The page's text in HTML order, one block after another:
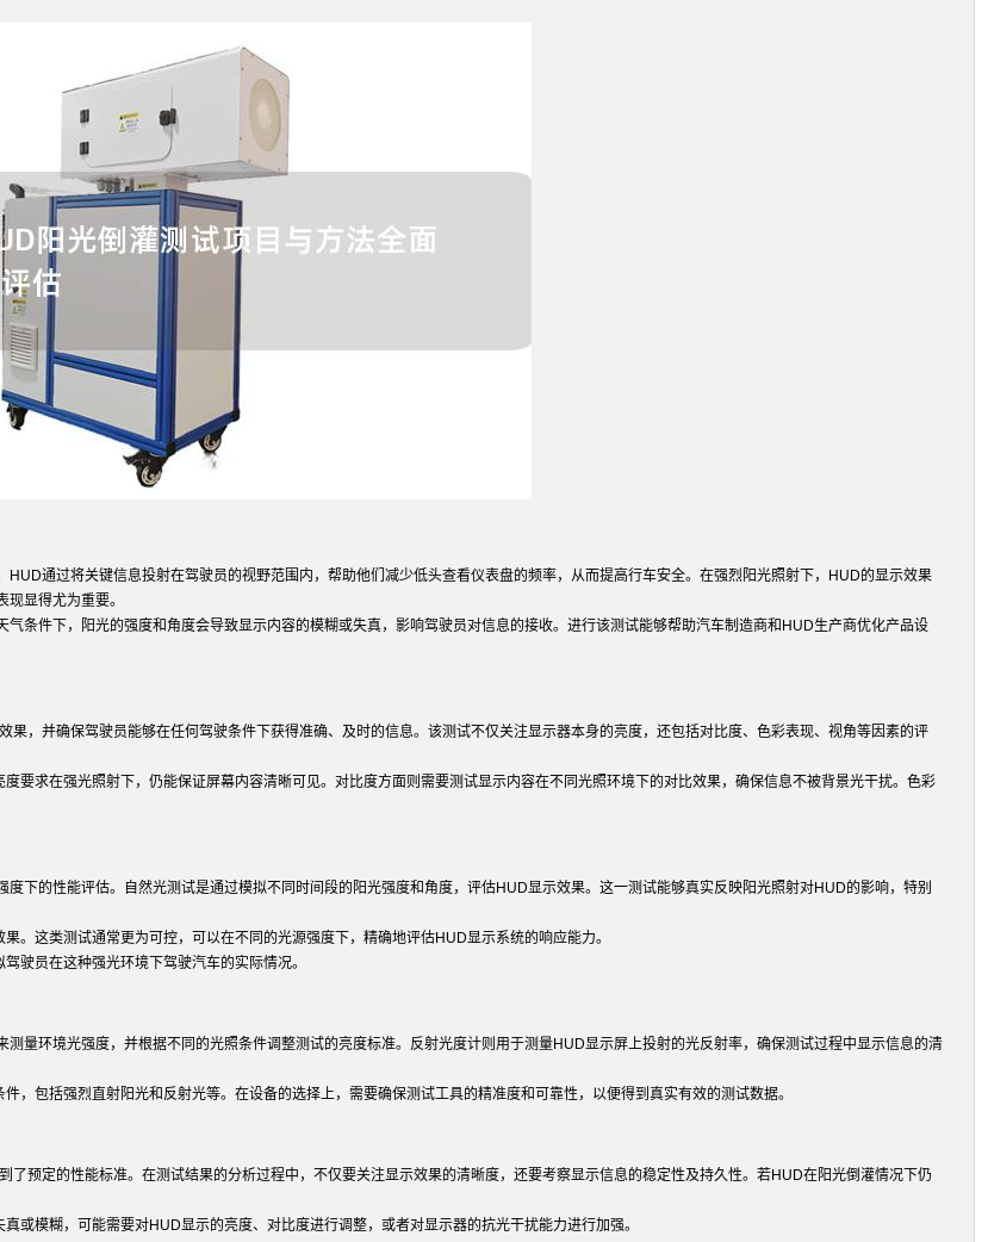
通过将关键信息投射在驾驶员的视野范围内，帮助他们减少低头查看仪表盘的频率，从而提高行车安全。在强烈阳光照射下，HUD的显示效果
显得尤为重要。
条件下，阳光的强度和角度会导致显示内容的模糊或失真，影响驾驶员对信息的接收。进行该测试能够帮助汽车制造商和HUD生产商优化产品设
，并确保驾驶员能够在任何驾驶条件下获得准确、及时的信息。该测试不仅关注显示器本身的亮度，还包括对比度、色彩表现、视角等因素的评
要求在强光照射下，仍能保证屏幕内容清晰可见。对比度方面则需要测试显示内容在不同光照环境下的对比效果，确保信息不被背景光干扰。色彩
下的性能评估。自然光测试是通过模拟不同时间段的阳光强度和角度，评估HUD显示效果。这一测试能够真实反映阳光照射对HUD的影响，特别
这类测试通常更为可控，可以在不同的光源强度下，精确地评估HUD显示系统的响应能力。
驶员在这种强光环境下驾驶汽车的实际情况。
量环境光强度，并根据不同的光照条件调整测试的亮度标准。反射光度计则用于测量HUD显示屏上投射的光反射率，确保测试过程中显示信息的清
包括强烈直射阳光和反射光等。在设备的选择上，需要确保测试工具的精准度和可靠性，以便得到真实有效的测试数据。
预定的性能标准。在测试结果的分析过程中，不仅要关注显示效果的清晰度，还要考察显示信息的稳定性及持久性。若HUD在阳光倒灌情况下仍
模糊，可能需要对HUD显示的亮度、对比度进行调整，或者对显示器的抗光干扰能力进行加强。